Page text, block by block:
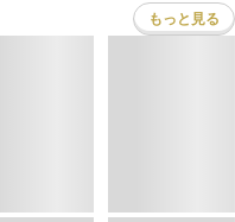
もっと見る